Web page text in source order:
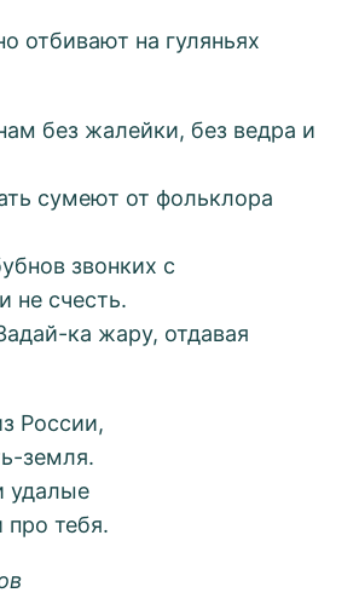
отбивают на гуляньях
без жалейки, без ведра и
сумеют от фольклора
звонких с
не счесть.
ка жару, отдавая
России,
земля.
удалые
тебя.